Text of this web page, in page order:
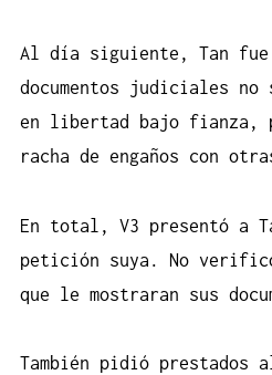
Al día siguiente, Tan
documentos judiciales
en libertad bajo fianza,
racha de engaños con
En total, V3 presentó a
petición suya. No
que le mostraran sus
También pidió prestados